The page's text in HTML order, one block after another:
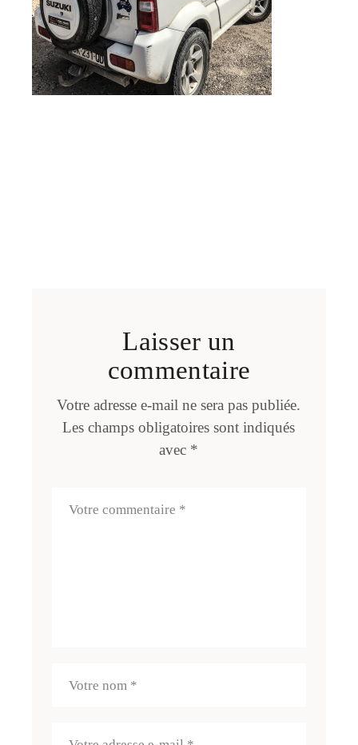
Laisser un
commentaire
Votre adresse e-mail ne sera pas publiée.
Les champs obligatoires sont indiqués
avec *